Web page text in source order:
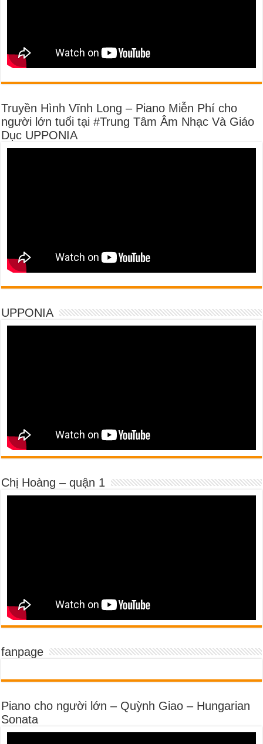
Truyền Hình Vĩnh Long – Piano Miễn Phí cho
người lớn tuổi tại #Trung Tâm Âm Nhạc Và Giáo
Dục UPPONIA
UPPONIA
Chị Hoàng – quận 1
fanpage
Piano cho người lớn – Quỳnh Giao – Hungarian
Sonata